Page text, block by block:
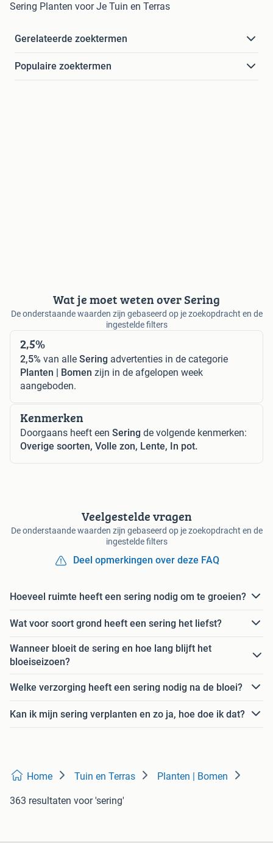
Sering Planten voor Je Tuin en Terras
Gerelateerde zoektermen
Populaire zoektermen
Wat je moet weten over Sering
De onderstaande waarden zijn gebaseerd op je zoekopdracht en de
ingestelde filters
2,5%
2,5% van alle Sering advertenties in de categorie
Planten | Bomen zijn in de afgelopen week
aangeboden.
Kenmerken
Doorgaans heeft een Sering de volgende kenmerken:
Overige soorten, Volle zon, Lente, In pot.
Veelgestelde vragen
De onderstaande waarden zijn gebaseerd op je zoekopdracht en de
ingestelde filters
Deel opmerkingen over deze FAQ
Hoeveel ruimte heeft een sering nodig om te groeien?
Wat voor soort grond heeft een sering het liefst?
Wanneer bloeit de sering en hoe lang blijft het
bloeiseizoen?
Welke verzorging heeft een sering nodig na de bloei?
Kan ik mijn sering verplanten en zo ja, hoe doe ik dat?
Home Tuin en Terras Planten | Bomen
363 resultaten voor 'sering'